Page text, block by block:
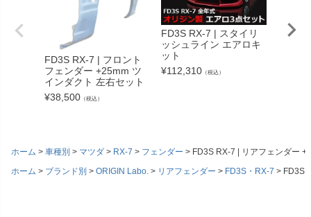
FD3S RX-7 | フロント
フェンダー +25mm ツ
インダクト 左右セット
¥38,500 （税込）
FD3S RX-7 | スタイリ
ッシュライン エアロキ
ット
¥112,310 （税込）
ホーム 車種別 マツダ RX-7 フェンダー
FD3S RX-7 | リアフェンダー
ホーム
ブランド別 ORIGIN Labo. リアフェンダー FD3S・RX-7 FD3S